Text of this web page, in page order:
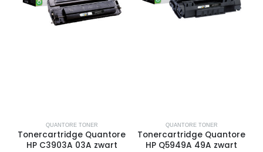
QUANTORE TONER
Tonercartridge Quantore
HP C3903A 03A zwart
QUANTORE TONER
Tonercartridge Quantore
HP Q5949A 49A zwart